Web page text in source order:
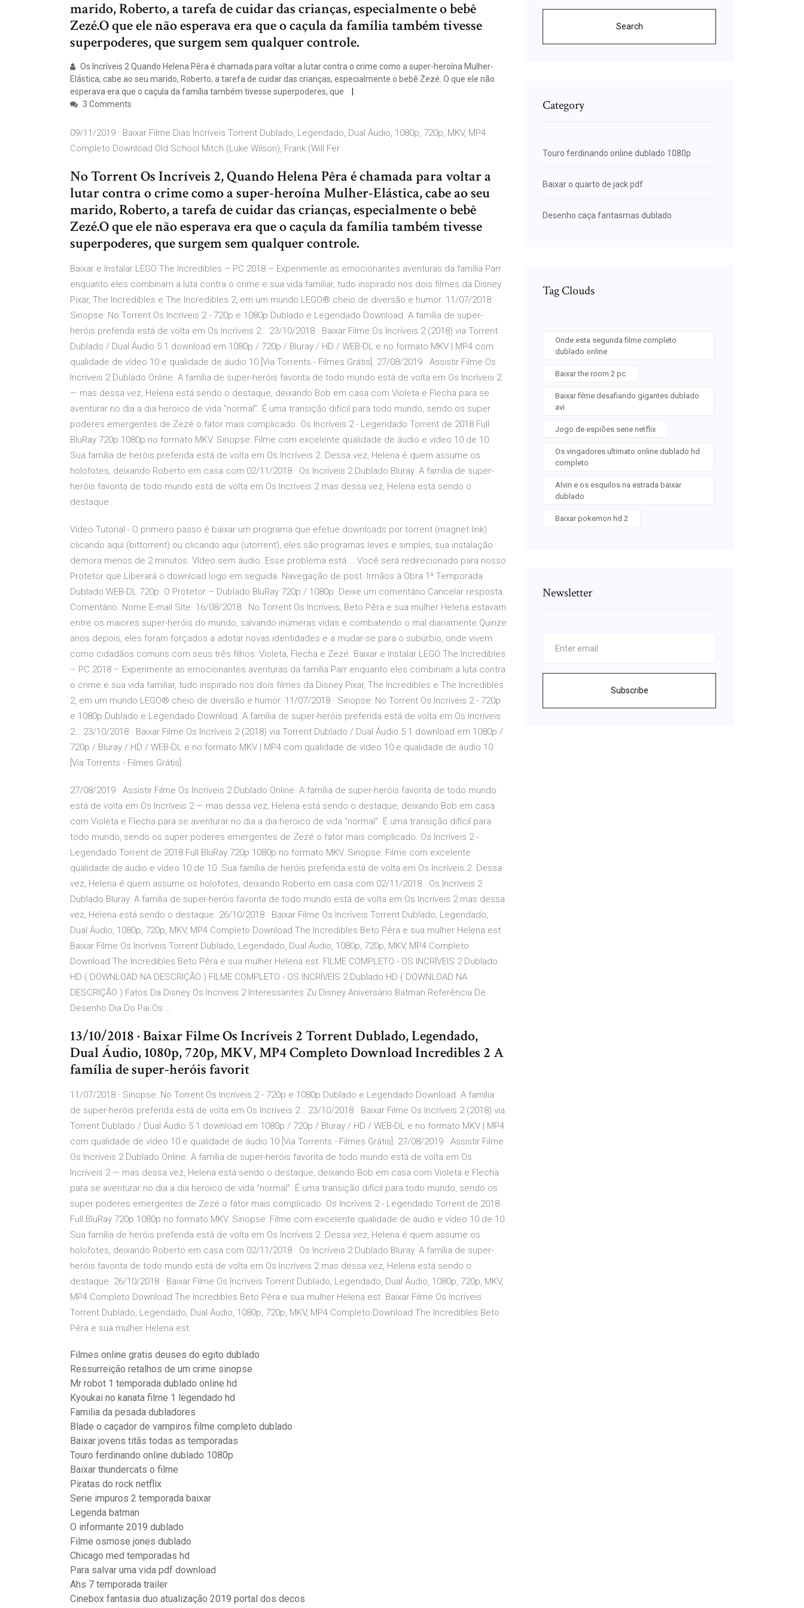
marido, Roberto, a tarefa de cuidar das crianças, especialmente o bebê
Zezé.O que ele não esperava era que o caçula da família também tivesse
superpoderes, que surgem sem qualquer controle.
Os Incríveis 2 Quando Helena Pêra é chamada para voltar a lutar contra o crime como a super-heroína Mulher-
Elástica, cabe ao seu marido, Roberto, a tarefa de cuidar das crianças, especialmente o bebê Zezé. O que ele não
esperava era que o caçula da família também tivesse superpoderes, que
3 Comments
09/11/2019 · Baixar Filme Dias Incríveis Torrent Dublado, Legendado, Dual Áudio, 1080p, 720p, MKV, MP4
Completo Download Old School Mitch (Luke Wilson), Frank (Will Fer
No Torrent Os Incríveis 2, Quando Helena Pêra é chamada para voltar a
lutar contra o crime como a super-heroína Mulher-Elástica, cabe ao seu
marido, Roberto, a tarefa de cuidar das crianças, especialmente o bebê
Zezé.O que ele não esperava era que o caçula da família também tivesse
superpoderes, que surgem sem qualquer controle.
Baixar e Instalar LEGO The Incredibles – PC 2018 – Experimente as emocionantes aventuras da família Parr
enquanto eles combinam a luta contra o crime e sua vida familiar, tudo inspirado nos dois filmes da Disney
Pixar, The Incredibles e The Incredibles 2, em um mundo LEGO® cheio de diversão e humor. 11/07/2018 ·
Sinopse: No Torrent Os Incríveis 2 - 720p e 1080p Dublado e Legendado Download. A família de super-
heróis preferida está de volta em Os Incríveis 2… 23/10/2018 · Baixar Filme Os Incríveis 2 (2018) via Torrent
Dublado / Dual Áudio 5.1 download em 1080p / 720p / Bluray / HD / WEB-DL e no formato MKV | MP4 com
qualidade de vídeo 10 e qualidade de áudio 10 [Via Torrents - Filmes Grátis]. 27/08/2019 · Assistir Filme Os
Incríveis 2 Dublado Online. A família de super-heróis favorita de todo mundo está de volta em Os Incríveis 2
— mas dessa vez, Helena está sendo o destaque, deixando Bob em casa com Violeta e Flecha para se
aventurar no dia a dia heroico de vida “normal”. É uma transição difícil para todo mundo, sendo os super
poderes emergentes de Zezé o fator mais complicado. Os Incríveis 2 - Legendado Torrent de 2018 Full
BluRay 720p 1080p no formato MKV. Sinopse: Filme com excelente qualidade de áudio e vídeo 10 de 10.
Sua família de heróis preferida está de volta em Os Incríveis 2. Dessa vez, Helena é quem assume os
holofotes, deixando Roberto em casa com 02/11/2018 · Os Incríveis 2 Dublado Bluray. A família de super-
heróis favorita de todo mundo está de volta em Os Incríveis 2 mas dessa vez, Helena está sendo o
destaque.
Vídeo Tutorial - O primeiro passo é baixar um programa que efetue downloads por torrent (magnet link)
clicando aqui (bittorrent) ou clicando aqui (utorrent), eles são programas leves e simples, sua instalação
demora menos de 2 minutos. Vídeo sem áudio. Esse problema está … Você será redirecionado para nosso
Protetor que Liberará o download logo em seguida. Navegação de post. Irmãos à Obra 1ª Temporada
Dublado WEB-DL 720p. O Protetor – Dublado BluRay 720p / 1080p. Deixe um comentário Cancelar resposta.
Comentário. Nome E-mail Site. 16/08/2018 · No Torrent Os Incríveis, Beto Pêra e sua mulher Helena estavam
entre os maiores super-heróis do mundo, salvando inúmeras vidas e combatendo o mal diariamente.Quinze
anos depois, eles foram forçados a adotar novas identidades e a mudar-se para o subúrbio, onde vivem
como cidadãos comuns com seus três filhos: Violeta, Flecha e Zezé. Baixar e Instalar LEGO The Incredibles
– PC 2018 – Experimente as emocionantes aventuras da família Parr enquanto eles combinam a luta contra
o crime e sua vida familiar, tudo inspirado nos dois filmes da Disney Pixar, The Incredibles e The Incredibles
2, em um mundo LEGO® cheio de diversão e humor. 11/07/2018 · Sinopse: No Torrent Os Incríveis 2 - 720p
e 1080p Dublado e Legendado Download. A família de super-heróis preferida está de volta em Os Incríveis
2… 23/10/2018 · Baixar Filme Os Incríveis 2 (2018) via Torrent Dublado / Dual Áudio 5.1 download em 1080p /
720p / Bluray / HD / WEB-DL e no formato MKV | MP4 com qualidade de vídeo 10 e qualidade de áudio 10
[Via Torrents - Filmes Grátis].
27/08/2019 · Assistir Filme Os Incríveis 2 Dublado Online. A família de super-heróis favorita de todo mundo
está de volta em Os Incríveis 2 — mas dessa vez, Helena está sendo o destaque, deixando Bob em casa
com Violeta e Flecha para se aventurar no dia a dia heroico de vida “normal”. É uma transição difícil para
todo mundo, sendo os super poderes emergentes de Zezé o fator mais complicado. Os Incríveis 2 -
Legendado Torrent de 2018 Full BluRay 720p 1080p no formato MKV. Sinopse: Filme com excelente
qualidade de áudio e vídeo 10 de 10. Sua família de heróis preferida está de volta em Os Incríveis 2. Dessa
vez, Helena é quem assume os holofotes, deixando Roberto em casa com 02/11/2018 · Os Incríveis 2
Dublado Bluray. A família de super-heróis favorita de todo mundo está de volta em Os Incríveis 2 mas dessa
vez, Helena está sendo o destaque. 26/10/2018 · Baixar Filme Os Incríveis Torrent Dublado, Legendado,
Dual Áudio, 1080p, 720p, MKV, MP4 Completo Download The Incredibles Beto Pêra e sua mulher Helena est.
Baixar Filme Os Incríveis Torrent Dublado, Legendado, Dual Áudio, 1080p, 720p, MKV, MP4 Completo
Download The Incredibles Beto Pêra e sua mulher Helena est. FILME COMPLETO - OS INCRÍVEIS 2 Dublado
HD ( DOWNLOAD NA DESCRIÇÃO ) FILME COMPLETO - OS INCRÍVEIS 2 Dublado HD ( DOWNLOAD NA
DESCRIÇÃO ) Fatos Da Disney Os Incriveis 2 Interessantes Zu Disney Aniversário Batman Referência De
Desenho Dia Do Pai Os …
13/10/2018 · Baixar Filme Os Incríveis 2 Torrent Dublado, Legendado,
Dual Áudio, 1080p, 720p, MKV, MP4 Completo Download Incredibles 2 A
família de super-heróis favorit
11/07/2018 · Sinopse: No Torrent Os Incríveis 2 - 720p e 1080p Dublado e Legendado Download. A família
de super-heróis preferida está de volta em Os Incríveis 2… 23/10/2018 · Baixar Filme Os Incríveis 2 (2018) via
Torrent Dublado / Dual Áudio 5.1 download em 1080p / 720p / Bluray / HD / WEB-DL e no formato MKV | MP4
com qualidade de vídeo 10 e qualidade de áudio 10 [Via Torrents - Filmes Grátis]. 27/08/2019 · Assistir Filme
Os Incríveis 2 Dublado Online. A família de super-heróis favorita de todo mundo está de volta em Os
Incríveis 2 — mas dessa vez, Helena está sendo o destaque, deixando Bob em casa com Violeta e Flecha
para se aventurar no dia a dia heroico de vida “normal”. É uma transição difícil para todo mundo, sendo os
super poderes emergentes de Zezé o fator mais complicado. Os Incríveis 2 - Legendado Torrent de 2018
Full BluRay 720p 1080p no formato MKV. Sinopse: Filme com excelente qualidade de áudio e vídeo 10 de 10.
Sua família de heróis preferida está de volta em Os Incríveis 2. Dessa vez, Helena é quem assume os
holofotes, deixando Roberto em casa com 02/11/2018 · Os Incríveis 2 Dublado Bluray. A família de super-
heróis favorita de todo mundo está de volta em Os Incríveis 2 mas dessa vez, Helena está sendo o
destaque. 26/10/2018 · Baixar Filme Os Incríveis Torrent Dublado, Legendado, Dual Áudio, 1080p, 720p, MKV,
MP4 Completo Download The Incredibles Beto Pêra e sua mulher Helena est. Baixar Filme Os Incríveis
Torrent Dublado, Legendado, Dual Áudio, 1080p, 720p, MKV, MP4 Completo Download The Incredibles Beto
Pêra e sua mulher Helena est.
Filmes online gratis deuses do egito dublado
Ressurreição retalhos de um crime sinopse
Mr robot 1 temporada dublado online hd
Kyoukai no kanata filme 1 legendado hd
Familia da pesada dubladores
Blade o caçador de vampiros filme completo dublado
Baixar jovens titãs todas as temporadas
Touro ferdinando online dublado 1080p
Baixar thundercats o filme
Piratas do rock netflix
Serie impuros 2 temporada baixar
Legenda batman
O informante 2019 dublado
Filme osmose jones dublado
Chicago med temporadas hd
Para salvar uma vida pdf download
Ahs 7 temporada trailer
Cinebox fantasia duo atualização 2019 portal dos decos
Search
Category
Touro ferdinando online dublado 1080p
Baixar o quarto de jack pdf
Desenho caça fantasmas dublado
Tag Clouds
Onde esta segunda filme completo
dublado online
Baixar the room 2 pc
Baixar filme desafiando gigantes dublado
avi
Jogo de espiões serie netflix
Os vingadores ultimato online dublado hd
completo
Alvin e os esquilos na estrada baixar
dublado
Baixar pokemon hd 2
Newsletter
Subscribe